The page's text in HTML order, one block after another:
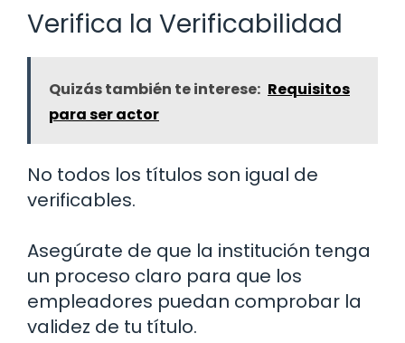
Verifica la Verificabilidad
Quizás también te interese: Requisitos
para ser actor
No todos los títulos son igual de
verificables.
Asegúrate de que la institución tenga
un proceso claro para que los
empleadores puedan comprobar la
validez de tu título.